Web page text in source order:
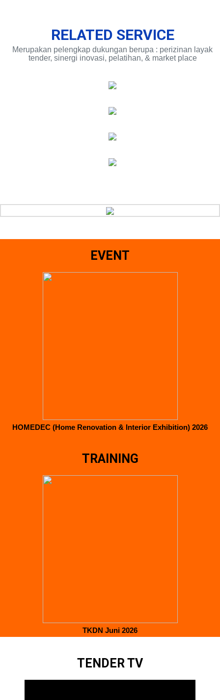
RELATED SERVICE
Merupakan pelengkap dukungan berupa : perizinan layak
tender, sinergi inovasi, pelatihan, & market place
EVENT
HOMEDEC (Home Renovation & Interior Exhibition) 2026
TRAINING
TKDN Juni 2026
TENDER TV